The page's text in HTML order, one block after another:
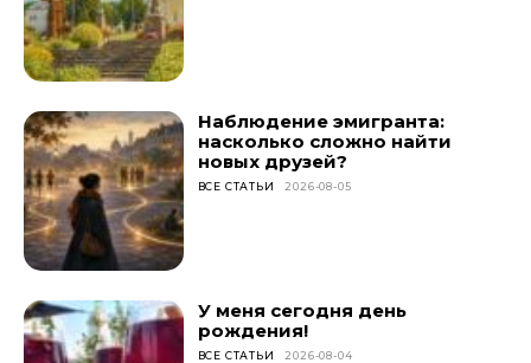
Наблюдение эмигранта:
насколько сложно найти
новых друзей?
ВСЕ СТАТЬИ 2026-08-05
У меня сегодня день
рождения!
ВСЕ СТАТЬИ 2026-08-04